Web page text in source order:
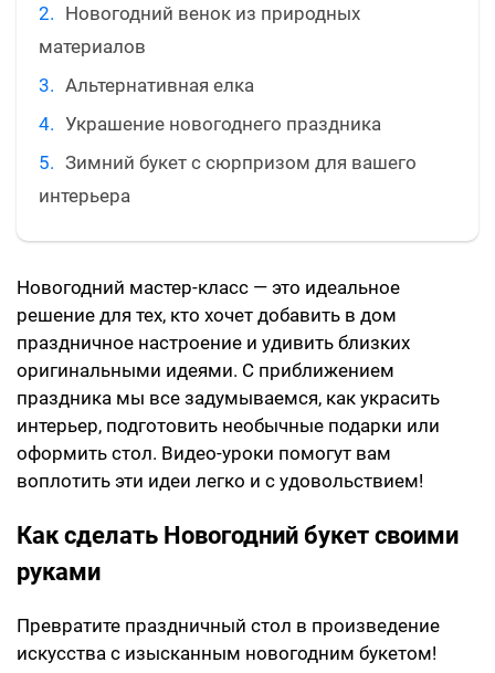
Новогодний венок из природных
материалов
Альтернативная елка
Украшение новогоднего праздника
Зимний букет с сюрпризом для вашего
интерьера
Новогодний мастер-класс — это идеальное
решение для тех, кто хочет добавить в дом
праздничное настроение и удивить близких
оригинальными идеями. С приближением
праздника мы все задумываемся, как украсить
интерьер, подготовить необычные подарки или
оформить стол. Видео-уроки помогут вам
воплотить эти идеи легко и с удовольствием!
Как сделать Новогодний букет своими
руками
Превратите праздничный стол в произведение
искусства с изысканным новогодним букетом!